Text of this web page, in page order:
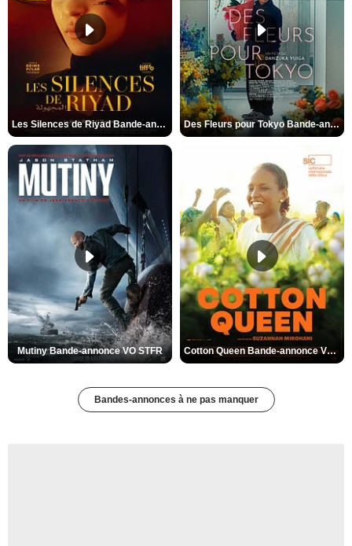
Les Silences de Riyad Bande-annonce VO STFR Des Fleurs pour Tokyo Bande-annonce VO STFR
Mutiny Bande-annonce VO STFR Cotton Queen Bande-annonce VO STFR
Bandes-annonces à ne pas manquer